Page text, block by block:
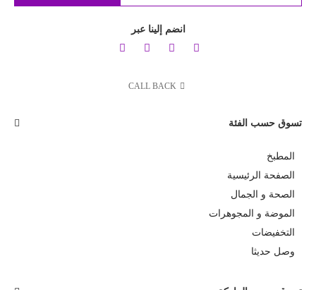
انضم إلينا عبر
CALL BACK
تسوق حسب الفئة
المطبخ
الصفحة الرئيسية
الصحة و الجمال
الموضة و المجوهرات
التخفيضات
وصل حديثا